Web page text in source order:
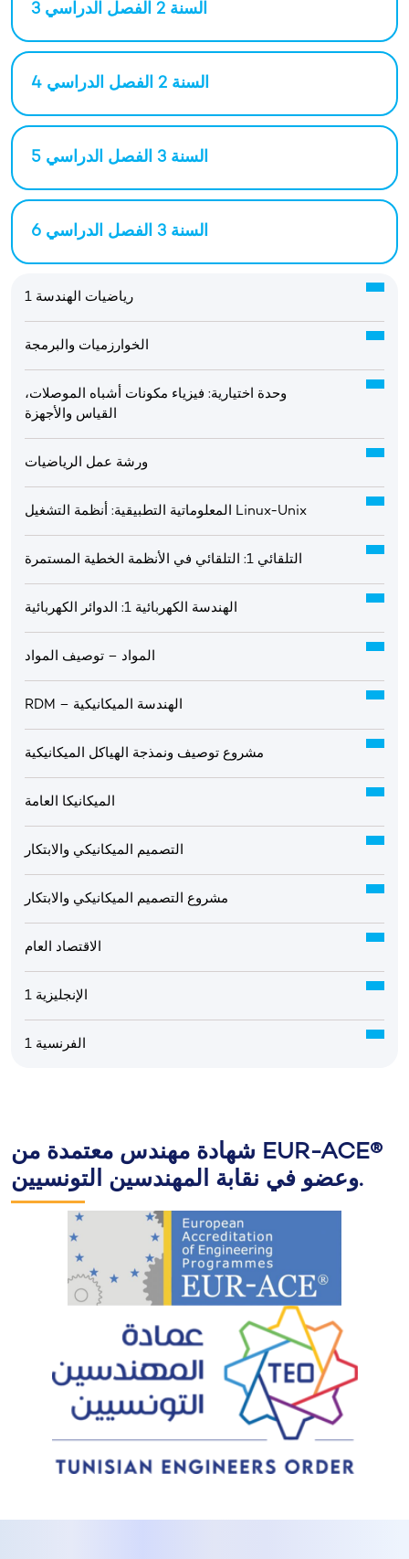
السنة 2 الفصل الدراسي 3
السنة 2 الفصل الدراسي 4
السنة 3 الفصل الدراسي 5
السنة 3 الفصل الدراسي 6
رياضيات الهندسة 1
الخوارزميات والبرمجة
وحدة اختيارية: فيزياء مكونات أشباه الموصلات،
القياس والأجهزة
ورشة عمل الرياضيات
المعلوماتية التطبيقية: أنظمة التشغيل Linux-Unix
التلقائي 1: التلقائي في الأنظمة الخطية المستمرة
الهندسة الكهربائية 1: الدوائر الكهربائية
المواد – توصيف المواد
RDM – الهندسة الميكانيكية
مشروع توصيف ونمذجة الهياكل الميكانيكية
الميكانيكا العامة
التصميم الميكانيكي والابتكار
مشروع التصميم الميكانيكي والابتكار
الاقتصاد العام
الإنجليزية 1
الفرنسية 1
شهادة مهندس معتمدة من EUR-ACE®
وعضو في نقابة المهندسين التونسيين.